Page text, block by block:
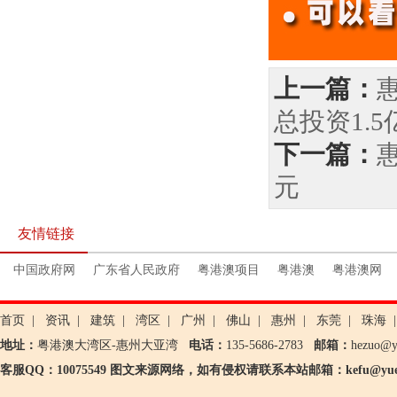
上一篇：
总投资1.5
下一篇：
元
友情链接
中国政府网 广东省人民政府 粤港澳项目 粤港澳 粤港澳网
首页 资讯 建筑 湾区 广州 佛山 惠州 东莞 珠海
地址： 粤港澳大湾区-惠州大亚湾 电话： 135-5686-2783 邮箱：
客服QQ：10075549 图文来源网络，如有侵权请联系本站邮箱：